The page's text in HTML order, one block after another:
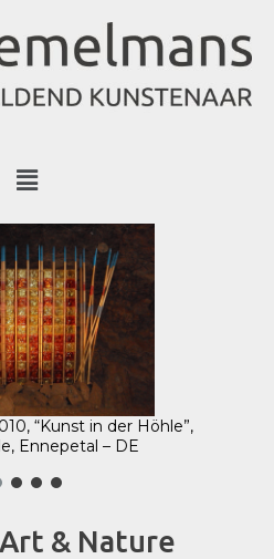
“Kunst in der Höhle”,
Ennepetal – DE
& Nature